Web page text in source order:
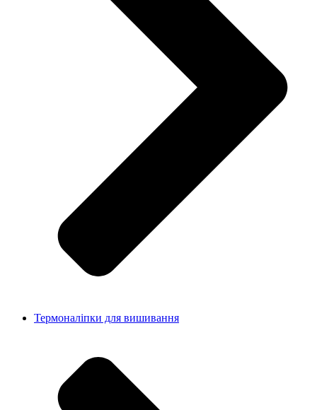
Термоналіпки для вишивання